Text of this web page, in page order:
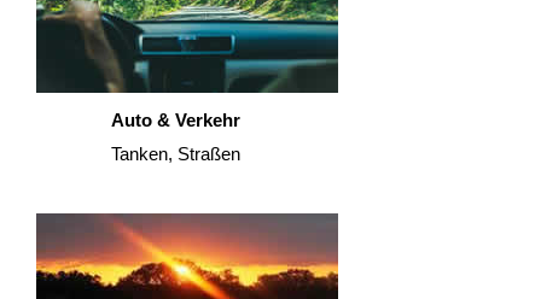
Auto & Verkehr
Tanken, Straßen